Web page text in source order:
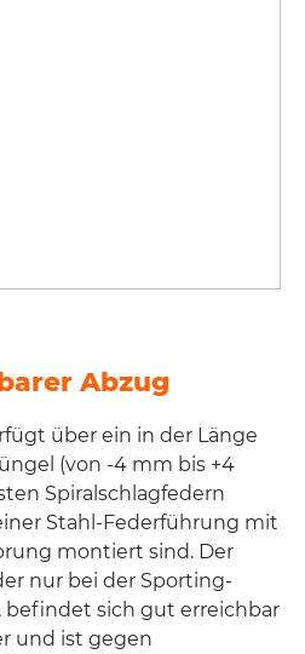
Abzug
über ein in der Länge
(von -4 mm bis +4
Spiralschlagfedern
Stahl-Federführung mit
montiert sind. Der
nur bei der Sporting-
befindet sich gut erreichbar
und ist gegen